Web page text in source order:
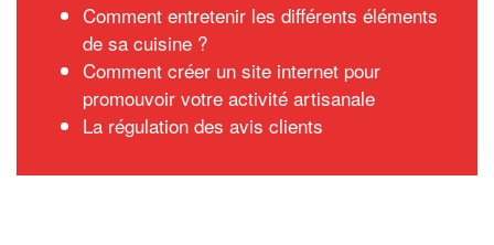
Comment entretenir les différents éléments
de sa cuisine ?
Comment créer un site internet pour
promouvoir votre activité artisanale
La régulation des avis clients